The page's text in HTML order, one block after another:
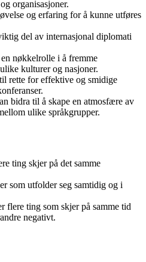
organisasjoner.
og erfaring for å kunne utføres
del av internasjonal diplomati
nøkkelrolle i å fremme
kulturer og nasjoner.
rette for effektive og smidige
bidra til å skape en atmosfære av
ulike språkgrupper.
ting skjer på det samme
som utfolder seg samtidig og i
flere ting som skjer på samme tid
negativt.